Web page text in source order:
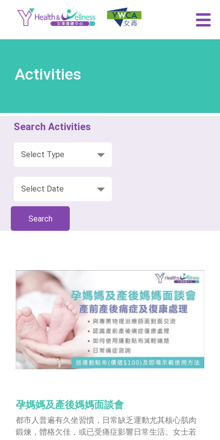
Activities
Search Activities
Search
孕媽媽及產後媽媽面談會
都市人普遍有久坐習慣，日常缺乏運動尤其核心肌肉
鍛煉，體格欠佳，或已受痛症影響日常生活。女士若